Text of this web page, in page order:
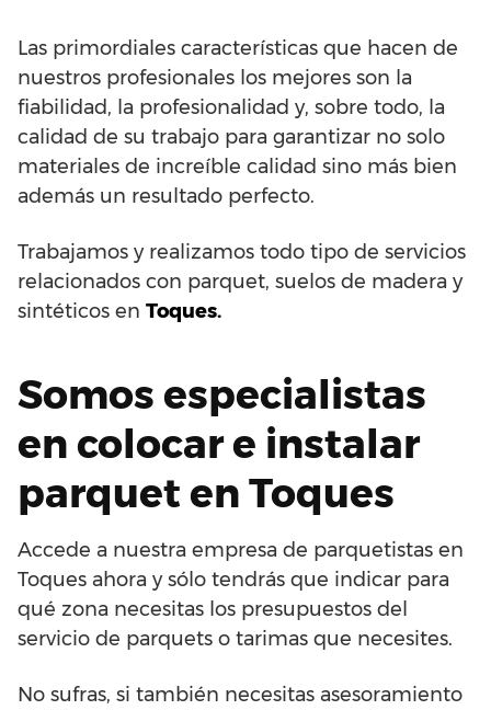
Las primordiales características que hacen de
nuestros profesionales los mejores son la
fiabilidad, la profesionalidad y, sobre todo, la
calidad de su trabajo para garantizar no solo
materiales de increíble calidad sino más bien
además un resultado perfecto.
Trabajamos y realizamos todo tipo de servicios
relacionados con parquet, suelos de madera y
sintéticos en Toques.
Somos especialistas
en colocar e instalar
parquet en Toques
Accede a nuestra empresa de parquetistas en
Toques ahora y sólo tendrás que indicar para
qué zona necesitas los presupuestos del
servicio de parquets o tarimas que necesites.
No sufras, si también necesitas asesoramiento